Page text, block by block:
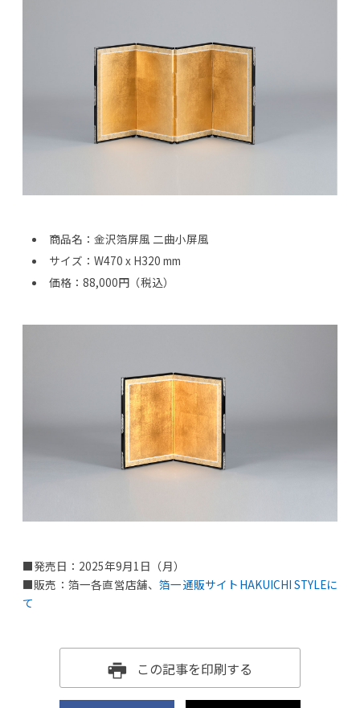
商品名：金沢箔屏風 二曲小屏風
サイズ：W470 x H320 mm
価格：88,000円（税込）
■発売日：2025年9月1日（月）
■販売：箔一各直営店舗、箔一通販サイトHAKUICHI STYLEに
て
この記事を印刷する